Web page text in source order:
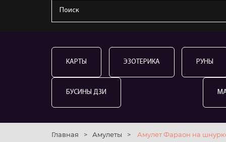
КАРТЫ ЭЗОТЕРИКА РУНЫ
БУСИНЫ ДЗИ
Главная > Амулеты > Амулет Фараон на